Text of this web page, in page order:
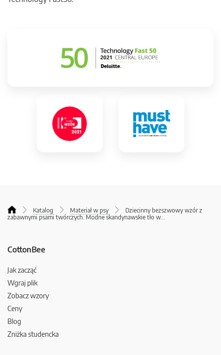
Katalog Materiał w psy
Dziecinny bezszwowy wzór z
zabawnymi psami twórczych. Modne skandynawskie tło w...
CottonBee
Jak zacząć
Wgraj plik
Zobacz wzory
Ceny
Blog
Zniżka studencka